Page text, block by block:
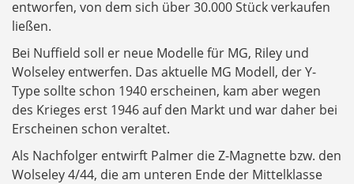
entworfen, von dem sich über 30.000 Stück verkaufen
ließen.
Bei Nuffield soll er neue Modelle für MG, Riley und
Wolseley entwerfen. Das aktuelle MG Modell, der Y-
Type sollte schon 1940 erscheinen, kam aber wegen
des Krieges erst 1946 auf den Markt und war daher bei
Erscheinen schon veraltet.
Als Nachfolger entwirft Palmer die Z-Magnette bzw. den
Wolseley 4/44, die am unteren Ende der Mittelklasse